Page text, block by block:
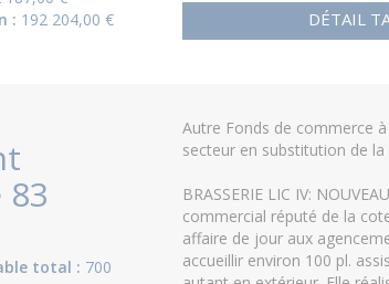
: 192 204,00 € DÉTAIL
total : 700
Autre Fonds de commerce
secteur en substitution de la
BRASSERIE LIC IV:
commercial réputé de la
affaire de jour aux
accueillir environ 100 pl.